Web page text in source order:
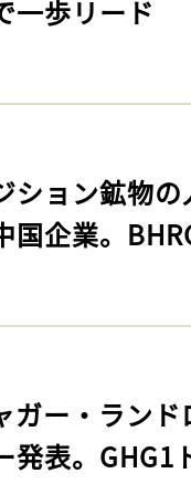
一歩リード
ション鉱物
国企業。
ガー・ラン
発表。GHG1